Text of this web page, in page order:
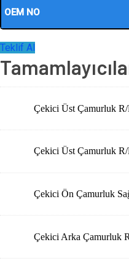
OEM NO
Teklif Al
Çekici Üst Çamurluk
Çekici Üst Çamurluk
Çekici Ön Çamurluk
Çekici Arka Çamurluk